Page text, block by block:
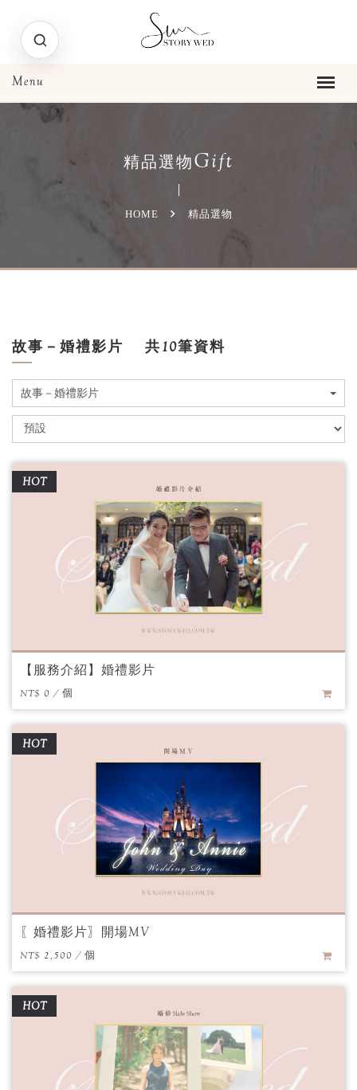
精品選物Gift
HOME 精品選物
故事－婚禮影片 共10筆資料
故事－婚禮影片
HOT
【服務介紹】婚禮影片
NT$ 0 / 個
HOT
〖婚禮影片〗開場MV
NT$ 2,500 / 個
HOT